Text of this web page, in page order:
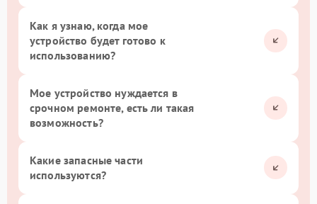
Как я узнаю, когда мое
устройство будет готово к
использованию?
Мое устройство нуждается в
срочном ремонте, есть ли такая
возможность?
Какие запасные части
используются?